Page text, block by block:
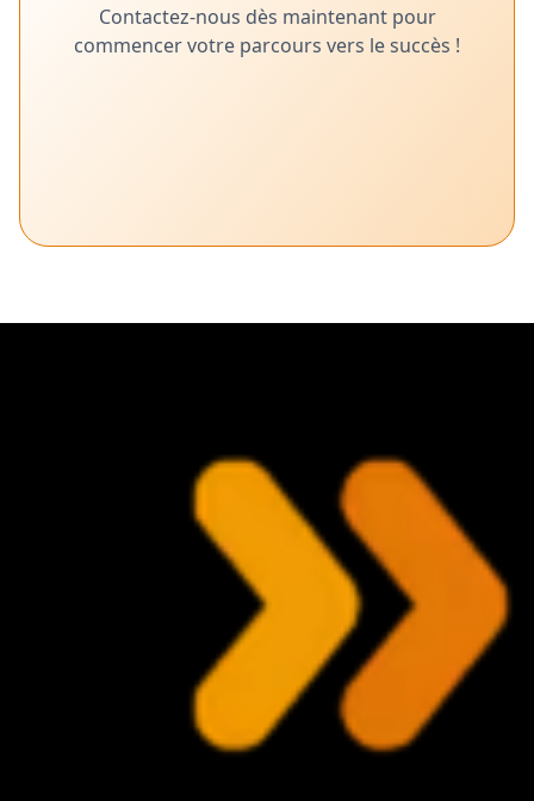
Contactez-nous dès maintenant pour
commencer votre parcours vers le succès !